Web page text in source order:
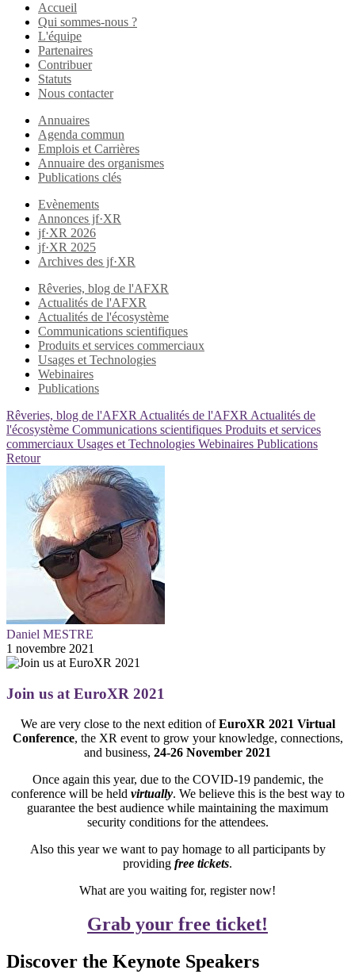
Accueil
Qui sommes-nous ?
L'équipe
Partenaires
Contribuer
Statuts
Nous contacter
Annuaires
Agenda commun
Emplois et Carrières
Annuaire des organismes
Publications clés
Evènements
Annonces jf·XR
jf·XR 2026
jf·XR 2025
Archives des jf·XR
Rêveries, blog de l'AFXR
Actualités de l'AFXR
Actualités de l'écosystème
Communications scientifiques
Produits et services commerciaux
Usages et Technologies
Webinaires
Publications
Rêveries, blog de l'AFXR Actualités de l'AFXR Actualités de
l'écosystème Communications scientifiques Produits et services
commerciaux Usages et Technologies Webinaires Publications
Retour
Daniel MESTRE
1 novembre 2021
Join us at EuroXR 2021
We are very close to the next edition ofEuroXR 2021 Virtual
Conference, the XR event to grow your knowledge, connections,
and business, 24-26 November 2021
Once again this year, due to the COVID-19 pandemic, the
conference will be held virtually. We believe this is the best way to
guarantee the best audience while maintaining the maximum
security conditions for the attendees.
Also this year we want to pay homage to all participants by
providing free tickets.
What are you waiting for, register now!
Grab your free ticket!
Discover the Keynote Speakers